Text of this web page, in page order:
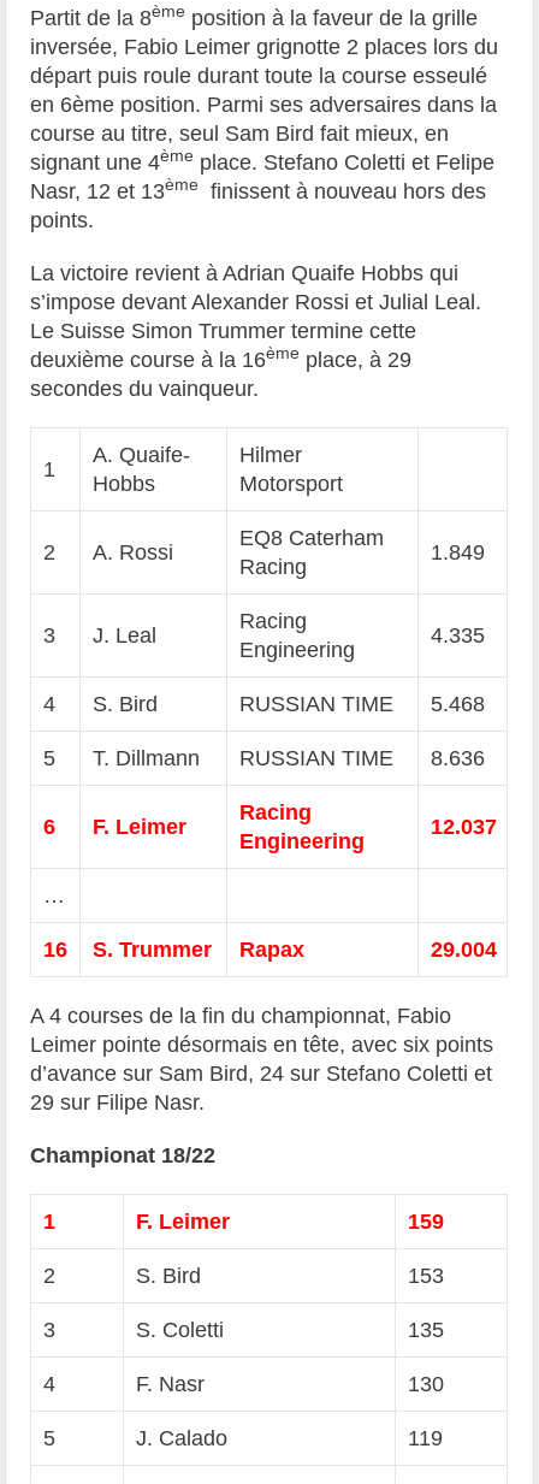
Partit de la 8ème position à la faveur de la grille
inversée, Fabio Leimer grignotte 2 places lors du
départ puis roule durant toute la course esseulé
en 6ème position. Parmi ses adversaires dans la
course au titre, seul Sam Bird fait mieux, en
signant une 4ème place. Stefano Coletti et Felipe
Nasr, 12 et 13ème
finissent à nouveau hors des
points.
La victoire revient à Adrian Quaife Hobbs qui
s’impose devant Alexander Rossi et Julial Leal.
Le Suisse Simon Trummer termine cette
deuxième course à la 16ème place, à 29
secondes du vainqueur.
1
A. Quaife-
Hobbs
Hilmer
Motorsport
2 A. Rossi
EQ8 Caterham
Racing
1.849
3 J. Leal
Racing
Engineering
4.335
4 S. Bird RUSSIAN TIME 5.468
5 T. Dillmann RUSSIAN TIME 8.636
6 F. Leimer
Racing
Engineering
12.037
…
16 S. Trummer Rapax 29.004
A 4 courses de la fin du championnat, Fabio
Leimer pointe désormais en tête, avec six points
d’avance sur Sam Bird, 24 sur Stefano Coletti et
29 sur Filipe Nasr.
Championat 18/22
1 F. Leimer 159
2 S. Bird 153
3 S. Coletti 135
4 F. Nasr 130
5 J. Calado 119